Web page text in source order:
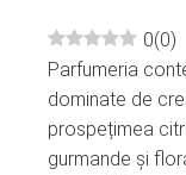
0(0)
Parfumeria
dominate de
prospețimea
gurmande și